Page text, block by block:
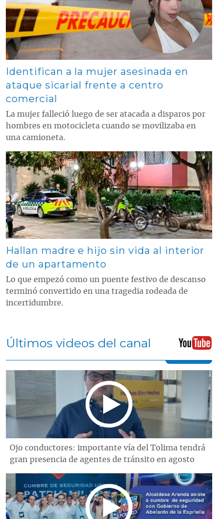
Identifican a la mujer asesinada en
ataque sicarial frente a centro
comercial
La mujer falleció luego de ser atacada a disparos por
hombres en motocicleta cuando se movilizaba en
una camioneta.
Contenido multimedia principal
Hallan madre e hijo sin vida al interior
de un apartamento
Lo que empezó como un puente festivo de descanso
terminó convertido en una tragedia rodeada de
incertidumbre.
Últimos videos del canal
Ojo conductores: importante vía del Tolima tendrá
gran presencia de agentes de tránsito en agosto